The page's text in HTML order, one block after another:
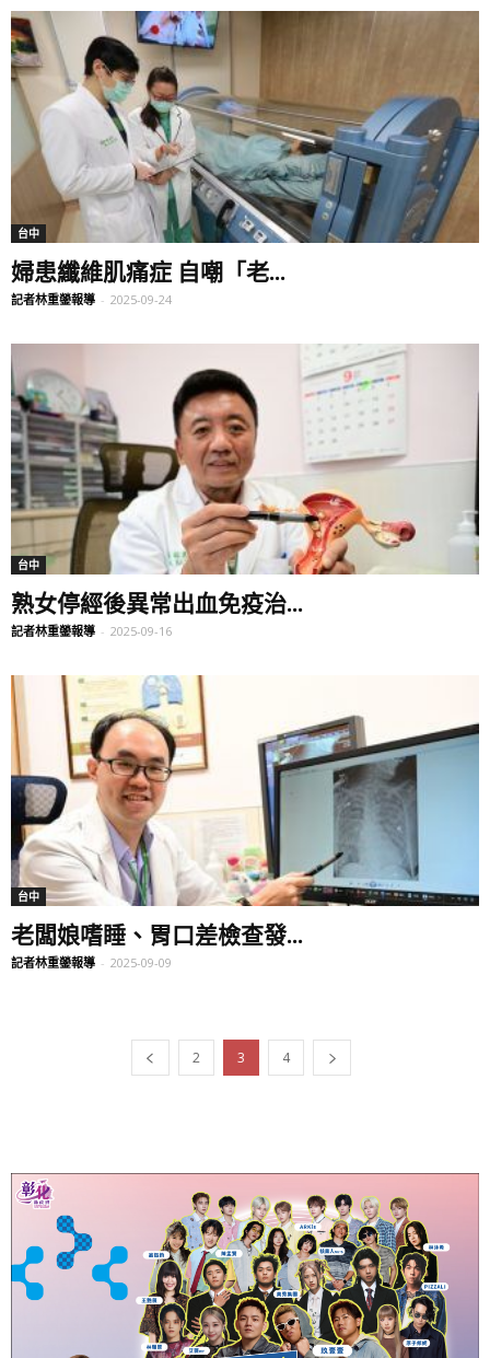
台中
婦患纖維肌痛症 自嘲「老...
記者林重鎣報導 - 2025-09-24
台中
熟女停經後異常出血免疫治...
記者林重鎣報導 - 2025-09-16
台中
老闆娘嗜睡、胃口差檢查發...
記者林重鎣報導 - 2025-09-09
2 3 4